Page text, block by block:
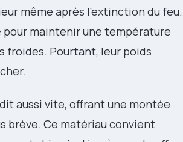
même après l’extinction du feu.
maintenir une température
froides. Pourtant, leur poids
aussi vite, offrant une montée
brève. Ce matériau convient